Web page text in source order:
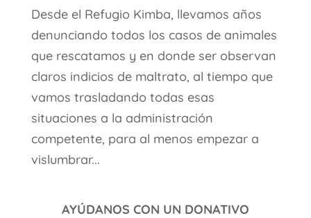
Desde el Refugio Kimba, llevamos años
denunciando todos los casos de animales
que rescatamos y en donde ser observan
claros indicios de maltrato, al tiempo que
vamos trasladando todas esas
situaciones a la administración
competente, para al menos empezar a
vislumbrar...
AYÚDANOS CON UN DONATIVO